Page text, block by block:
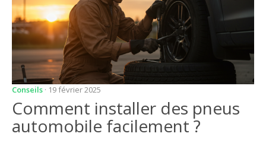
Conseils · 19 février 2025
Comment installer des pneus
automobile facilement ?